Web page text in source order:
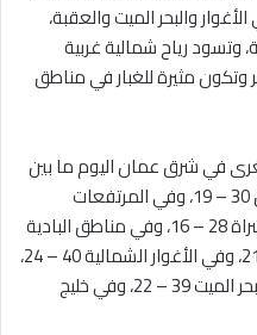
والبحر الميت والعقبة،
وتسود رياح شمالية غربية
وتكون مثيرة للغبار في مناطق
في شرق عمان اليوم ما بين
32 – 21 درجة مئوية، وفي غرب عمان 30 – 19، وفي المرتفعات
الشمالية 29 – 18، وفي مرتفعات الشراة 28 – 16، وفي مناطق البادية
37 – 23،وفي مناطق السهول 32 – 21، وفي الأغوار الشمالية 40 – 24،
وفي الأغوار الجنوبية 41 – 23، وفي البحر الميت 39 – 22، وفي خليج